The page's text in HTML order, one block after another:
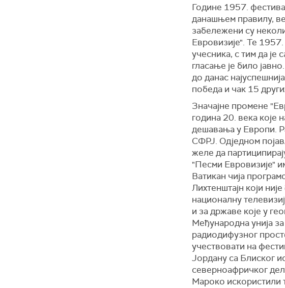
Године 1957.
данашњем правилу,
забележени су
Евровизије". Те
учесника, с тим да је
гласање је било
до данас
победа и чак 15
Значајне промене
година 20. века које
дешавања у Европи.
СФРЈ. Одједном
желе да
"Песми Евровизије"
Ватикан чија
Лихтенштајн који
националну
и за државе које у
Међународна унија
радиодифузног
учествовати на
Јордану са Блиског
северноафричког
Мароко искористили